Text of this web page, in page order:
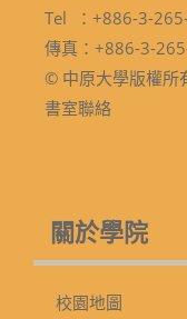
Tel ：+886-3-
傳真：+886-3-
© 中原大學版權所
書室聯絡
關於學院
校園地圖